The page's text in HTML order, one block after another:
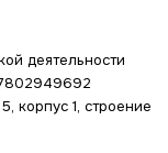
деятельности
корпус 1, строение